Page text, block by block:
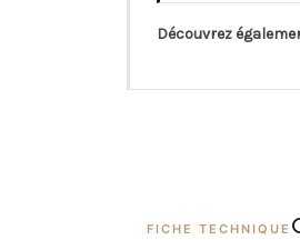
Découvrez
FICHE TECHNIQUE